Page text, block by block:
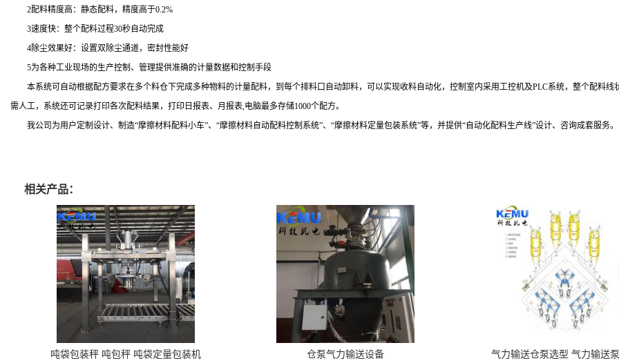
2配料精度高：静态配料，精度高于0.2%
3速度快：整个配料过程30秒自动完成
4除尘效果好：设置双除尘通道，密封性能好
5为各种工业现场的生产控制、管理提供准确的计量数据和控制手段
本系统可自动根据配方要求在多个料仓下完成多种物料的计量配料，到每个排料口自动卸料，可以实现收料自动化，控制室内采用工控机及PLC系统，整个配料线
需人工，系统还可记录打印各次配料结果，打印日报表、月报表,电脑最多存储1000个配方。
我公司为用户定制设计、制造“摩擦材料配料小车”、“摩擦材料自动配料控制系统”、“摩擦材料定量包装系统”等，并提供“自动化配料生产线”设计、咨询成套服务。
相关产品：
吨袋包装秤 吨包秤 吨袋定量包装机 仓泵气力输送设备 气力输送仓泵选型 气力输送